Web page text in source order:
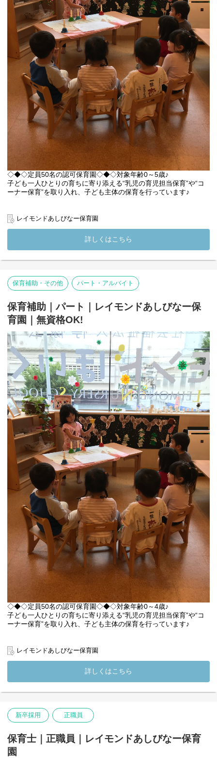
◇◆◇定員50名の認可保育園◇◆◇対象年齢0～5歳♪
子ども一人ひとりの育ちに寄り添える“乳児の育児担当保育”や“コ
ーナー保育”を取り入れ、子ども主体の保育を行っています♪
１人または少人数の子どもに対し、1人の担当保育士がつき、子ど
もたちの生活リズムに合わせた保育を行っています！
様々な遊びに応じたコーナーを設置し、子どもたちが主体的に活
動ができる環境づくりを実施しています！
☆業務内容
・子どもたちの遊びのサポート
・SIDSチェック
など子どもたちが安全で健やかに過ごせるサポートをお願いしま
す◎
☆レイモンドあしびなー保育園HP
（https://www.lemonkai.or.jp/school/nursary/leimond-ashibina-
hoikuen/)
(変更の範囲）法人の定める業務
レイモンドあしびなー保育園
詳しくはこちら
保育補助・その他 パート・アルバイト
保育補助｜パート｜レイモンドあしびなー保
育園｜無資格OK!
◇◆◇定員50名の認可保育園◇◆◇対象年齢0～4歳♪
子ども一人ひとりの育ちに寄り添える“乳児の育児担当保育”や“コ
ーナー保育”を取り入れ、子ども主体の保育を行っています♪
１人または少人数の子どもに対し、1人の担当保育士がつき、子ど
もたちの生活リズムに合わせた保育を行っています！
様々な遊びに応じたコーナーを設置し、子どもたちが主体的に活
動ができる環境づくりを実施しています！
☆業務内容
・子どもたちの遊びのサポート
・SIDSチェック
など子どもたちが安全で健やかに過ごせるサポートをお願いしま
す◎
レイモンドあしびなー保育園
詳しくはこちら
新卒採用 正職員
保育士｜正職員｜レイモンドあしびなー保育
園